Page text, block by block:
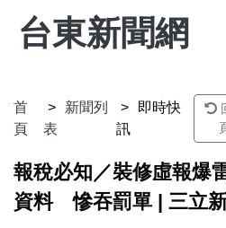
台東新聞網
首
頁
新聞列
表
即時快
訊
報稅必知／裝修虛報爆
資料 慘吞罰單 | 三立